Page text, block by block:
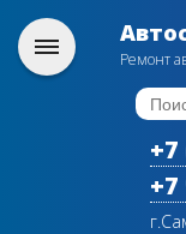
Ремонт